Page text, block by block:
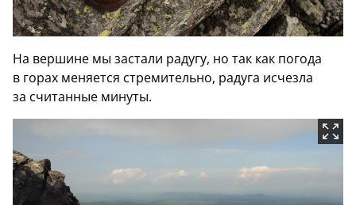
На вершине мы застали радугу, но так как погода
в горах меняется стремительно, радуга исчезла
за считанные минуты.